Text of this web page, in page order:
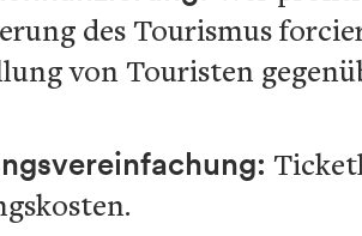
des Tourismus
von Touristen